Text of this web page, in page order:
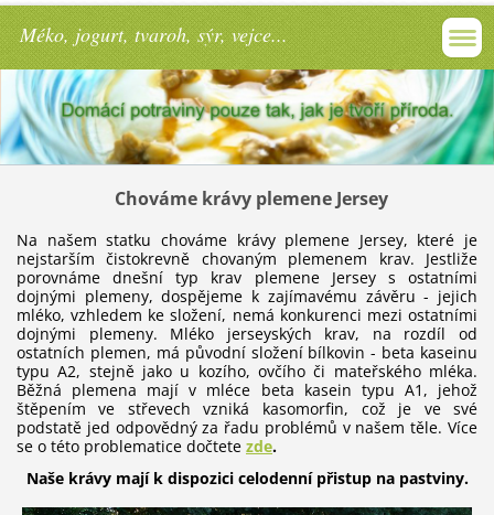
Méko, jogurt, tvaroh, sýr, vejce...
Chováme krávy plemene Jersey
Na našem statku chováme krávy plemene Jersey, které je
nejstarším čistokrevně chovaným plemenem krav. Jestliže
porovnáme dnešní typ krav plemene Jersey s ostatními
dojnými plemeny, dospějeme k zajímavému závěru - jejich
mléko, vzhledem ke složení, nemá konkurenci mezi ostatními
dojnými plemeny. Mléko jerseyských krav, na rozdíl od
ostatních plemen, má původní složení bílkovin - beta kaseinu
typu A2, stejně jako u kozího, ovčího či mateřského mléka.
Běžná plemena mají v mléce beta kasein typu A1, jehož
štěpením ve střevech vzniká kasomorfin, což je ve své
podstatě jed odpovědný za řadu problémů v našem těle. Více
se o této problematice dočtete zde.
Naše krávy mají k dispozici celodenní přistup na pastviny.